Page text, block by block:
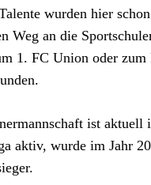
wurden hier
Weg an die
1. FC Union oder zum
ist aktuell
aktiv, wurde im Jahr